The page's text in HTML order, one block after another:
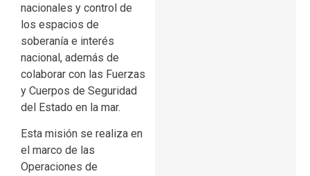
nacionales y control de
los espacios de
soberanía e interés
nacional, además de
colaborar con las Fuerzas
y Cuerpos de Seguridad
del Estado en la mar.
Esta misión se realiza en
el marco de las
Operaciones de